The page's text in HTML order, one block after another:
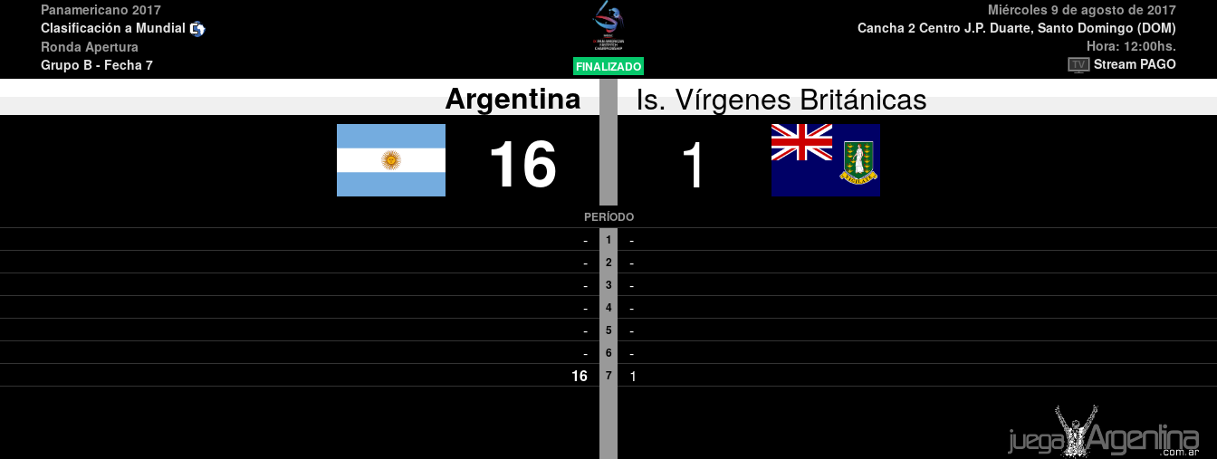
Panamericano 2017
Clasificación a Mundial
Ronda Apertura
Grupo B - Fecha 7
FINALIZADO
Miércoles 9 de agosto de 2017
Cancha 2 Centro J.P. Duarte, Santo Domingo (DOM)
Hora: 12:00hs.
Stream PAGO
Argentina Is. Vírgenes Británicas
16 1
PERÍODO
- 1
-
-
2
-
-
3
-
-
4
-
-
5
-
-
6
-
16
7 1